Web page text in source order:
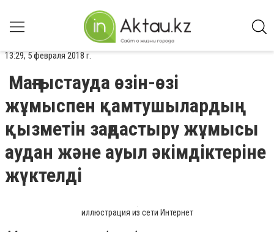
13:29, 5 февраля 2018 г.
Маңғыстауда өзін-өзі
жұмыспен қамтушылардың
қызметін заңдастыру жұмысы
аудан және ауыл әкімдіктеріне
жүктелді
иллюстрация из сети Интернет